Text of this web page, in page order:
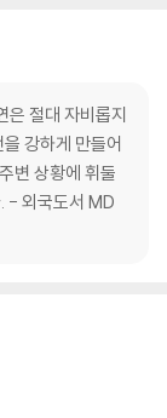
은 절대 자비롭지
강하게 만들어
변 상황에 휘둘
- 외국도서 MD